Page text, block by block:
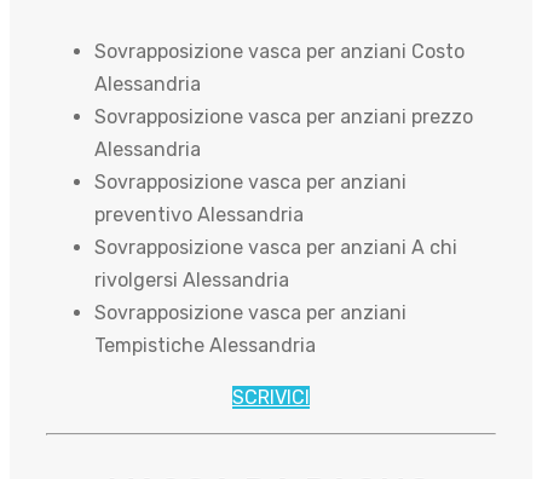
Sovrapposizione vasca per anziani Costo
Alessandria
Sovrapposizione vasca per anziani prezzo
Alessandria
Sovrapposizione vasca per anziani
preventivo Alessandria
Sovrapposizione vasca per anziani A chi
rivolgersi Alessandria
Sovrapposizione vasca per anziani
Tempistiche Alessandria
SCRIVICI